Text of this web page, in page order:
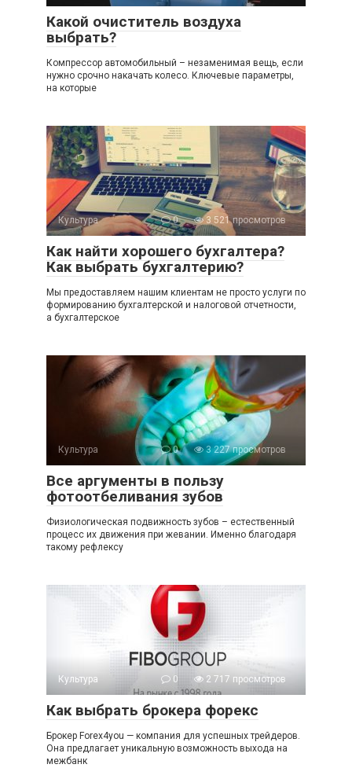
Какой очиститель воздуха
выбрать?
Компрессор автомобильный – незаменимая вещь, если
нужно срочно накачать колесо. Ключевые параметры,
на которые
Культура 0 3 521 просмотров
Как найти хорошего бухгалтера?
Как выбрать бухгалтерию?
Мы предоставляем нашим клиентам не просто услуги по
формированию бухгалтерской и налоговой отчетности,
а бухгалтерское
Культура 0 3 227 просмотров
Все аргументы в пользу
фотоотбеливания зубов
Физиологическая подвижность зубов – естественный
процесс их движения при жевании. Именно благодаря
такому рефлексу
Культура 0 2 717 просмотров
Как выбрать брокера форекс
Брокер Forex4you — компания для успешных трейдеров.
Она предлагает уникальную возможность выхода на
межбанк